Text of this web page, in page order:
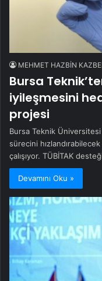
MEHMET HAZBİN
Bursa
iyileşmesini
projesi
Bursa Teknik
sürecini
çalışıyor. TÜBİTAK
Devamını Oku »